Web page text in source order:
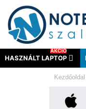
HASZNÁLT LAPTOP
AKCIÓ
Kezdőoldal